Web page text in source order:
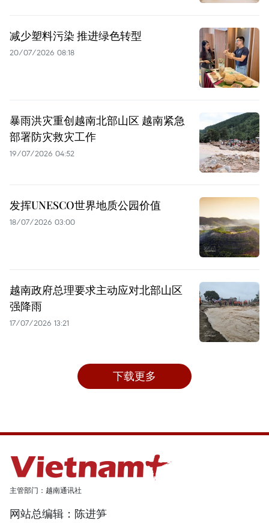
减少塑料污染 推进绿色转型
20/07/2026 08:18
暴雨洪灾重创越南北部山区 越南紧急
部署防灾救灾工作
19/07/2026 04:52
发挥UNESCO世界地质公园价值
18/07/2026 03:00
越南政府总理要求主动应对北部山区
强降雨
17/07/2026 13:21
下载更多
主管部门：越南通讯社
网站总编辑：陈进笋